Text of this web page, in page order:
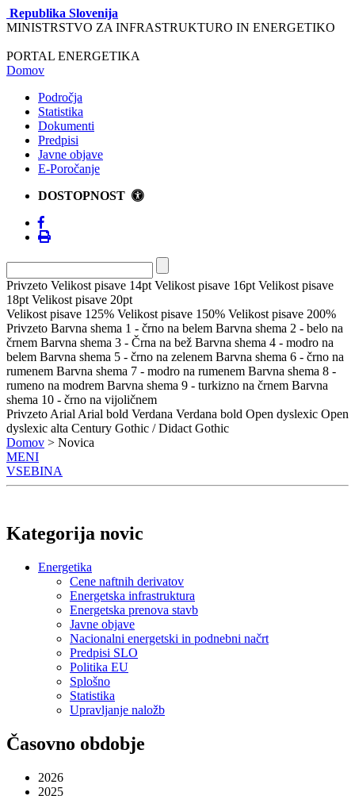
Republika Slovenija
MINISTRSTVO ZA INFRASTRUKTURO IN ENERGETIKO
PORTAL ENERGETIKA
Domov
Področja
Statistika
Dokumenti
Predpisi
Javne objave
E-Poročanje
DOSTOPNOST
Privzeto Velikost pisave 14pt Velikost pisave 16pt Velikost pisave
18pt Velikost pisave 20pt
Velikost pisave 125% Velikost pisave 150% Velikost pisave 200%
Privzeto Barvna shema 1 - črno na belem Barvna shema 2 - belo na
črnem Barvna shema 3 - Črna na bež Barvna shema 4 - modro na
belem Barvna shema 5 - črno na zelenem Barvna shema 6 - črno na
rumenem Barvna shema 7 - modro na rumenem Barvna shema 8 -
rumeno na modrem Barvna shema 9 - turkizno na črnem Barvna
shema 10 - črno na vijoličnem
Privzeto Arial Arial bold Verdana Verdana bold Open dyslexic Open
dyslexic alta Century Gothic / Didact Gothic
Domov > Novica
MENI
VSEBINA
Kategorija novic
Energetika
Cene naftnih derivatov
Energetska infrastruktura
Energetska prenova stavb
Javne objave
Nacionalni energetski in podnebni načrt
Predpisi SLO
Politika EU
Splošno
Statistika
Upravljanje naložb
Časovno obdobje
2026
2025